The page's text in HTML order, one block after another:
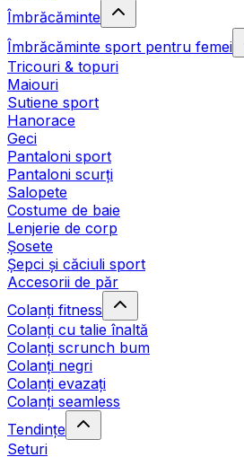
Îmbrăcăminte
Îmbrăcăminte sport pentru femei
Tricouri & topuri
Maiouri
Sutiene sport
Hanorace
Geci
Pantaloni sport
Pantaloni scurți
Salopete
Costume de baie
Lenjerie de corp
Șosete
Șepci și căciuli sport
Accesorii de păr
Colanți fitness
Colanți cu talie înaltă
Colanți scrunch bum
Colanți negri
Colanți evazați
Colanți seamless
Tendințe
Seturi